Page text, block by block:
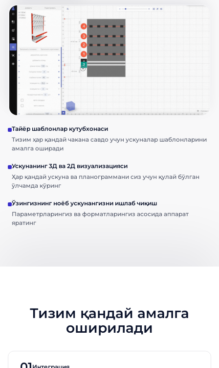
Тақдимотга буюртма
беринг
Тайёр шаблонлар кутубхонаси
Тизим ҳар қандай чакана савдо учун ускуналар шаблонларини
амалга оширади
Ускунанинг 3Д ва 2Д визуализацияси
Ҳар қандай ускуна ва планограммани сиз учун қулай бўлган
ўлчамда кўринг
Ўзингизнинг ноёб ускунангизни ишлаб чиқиш
Параметрларингиз ва форматларингиз асосида аппарат
яратинг
Тизим қандай амалга
оширилади
Тақдимотга буюртма
беринг